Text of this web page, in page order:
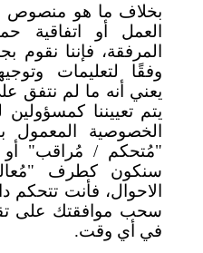
بخلاف ما هو منصوص
العمل أو اتفاقية
المرفقة، فإننا نقوم
وفقًا لتعليمات
يعني أنه ما لم نتفق
يتم تعييننا
الخصوصية المعمول
"مُتحكم / مُراقب" أو
سنكون كطرف
الاحوال، فأنت تتحكم
سحب موافقتك على
في أي وقت.